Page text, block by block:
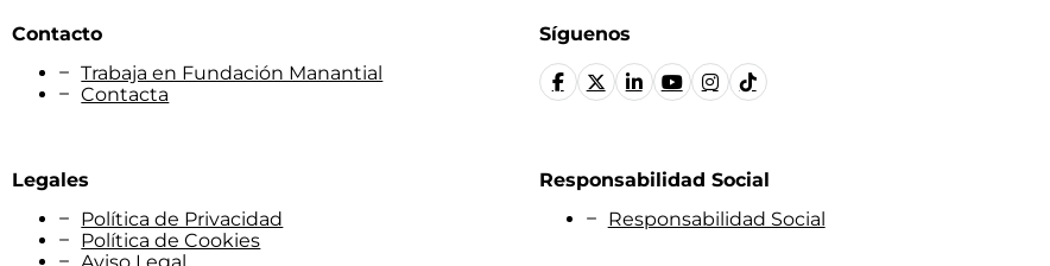
Contacto
Trabaja en Fundación Manantial
Contacta
Legales
Política de Privacidad
Política de Cookies
Aviso Legal
Síguenos
Responsabilidad Social
Responsabilidad Social